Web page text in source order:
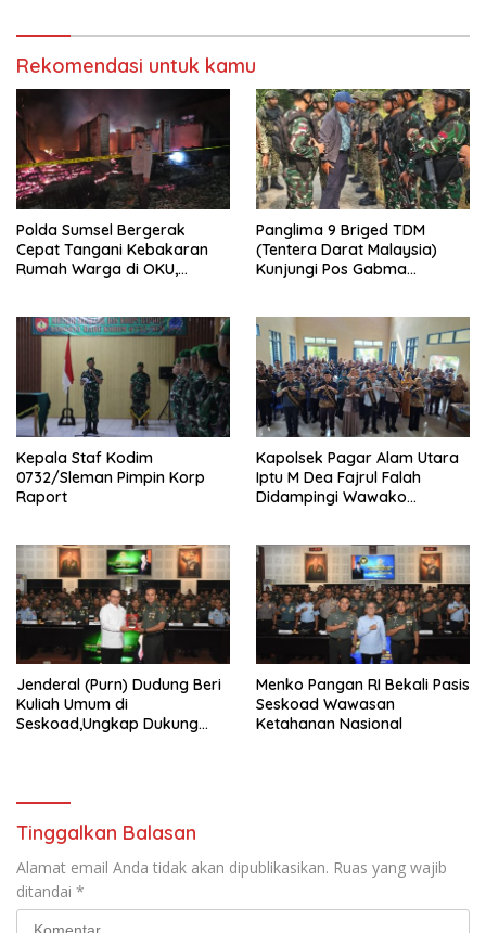
Rekomendasi untuk kamu
Polda Sumsel Bergerak
Cepat Tangani Kebakaran
Rumah Warga di OKU,
Panglima 9 Briged TDM
(Tentera Darat Malaysia)
Kunjungi Pos Gabma
Kepala Staf Kodim
0732/Sleman Pimpin Korp
Raport
Kapolsek Pagar Alam Utara
Iptu M Dea Fajrul Falah
Didampingi Wawako
Jenderal (Purn) Dudung Beri
Kuliah Umum di
Seskoad,Ungkap Dukung
Menko Pangan RI Bekali Pasis
Seskoad Wawasan
Ketahanan Nasional
Tinggalkan Balasan
Alamat email Anda tidak akan dipublikasikan. Ruas yang wajib
ditandai *